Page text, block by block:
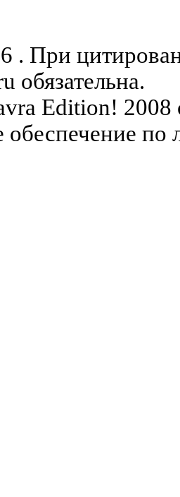
При
обязательна.
Edition! 2008
по